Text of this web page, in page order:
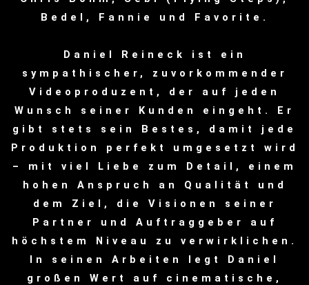
Bedel, Fannie und Favorite.
Daniel Reineck ist ein
sympathischer, zuvorkommender
Videoproduzent, der auf jeden
Wunsch seiner Kunden eingeht. Er
gibt stets sein Bestes, damit jede
Produktion perfekt umgesetzt wird
– mit viel Liebe zum Detail, einem
hohen Anspruch an Qualität und
dem Ziel, die Visionen seiner
Partner und Auftraggeber auf
höchstem Niveau zu verwirklichen.
In seinen Arbeiten legt Daniel
großen Wert auf cinematische,